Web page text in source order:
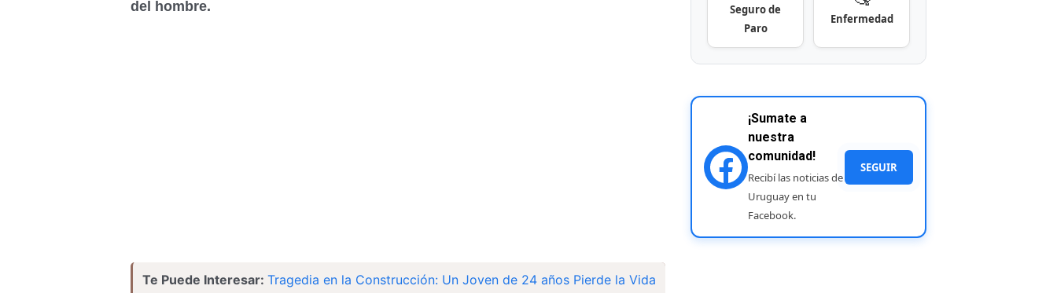
del hombre.
Te Puede Interesar: Tragedia en la Construcción: Un Joven de 24 años Pierde la Vida
Seguro de
Paro
Enfermedad
¡Sumate a
nuestra
comunidad!
Recibí las noticias de
Uruguay en tu
Facebook.
SEGUIR